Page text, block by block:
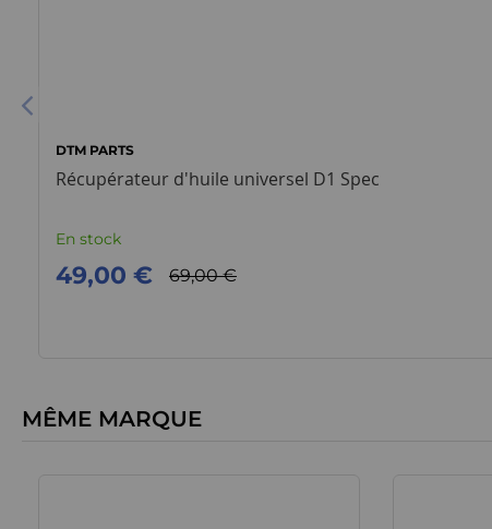
DTM PARTS
Récupérateur d'huile universel D1 Spec
En stock
69,00 €
49,00 €
MÊME MARQUE